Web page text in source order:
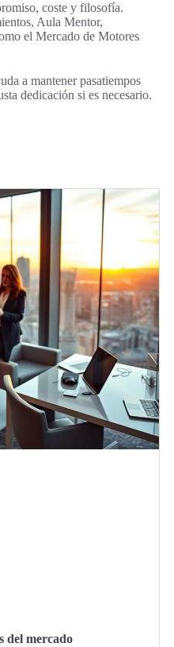
coste y filosofía.
Aula Mentor,
el Mercado de Motores
a mantener pasatiempos
dedicación si es necesario.
del mercado